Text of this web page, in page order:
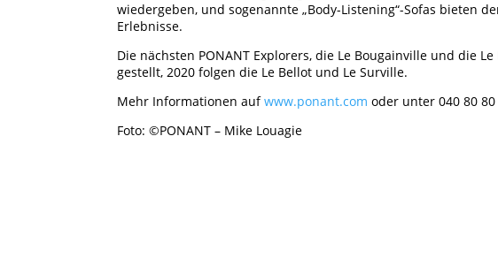
wiedergeben, und sogenannte „Body-Listening“-Sofas bieten
Erlebnisse.
Die nächsten PONANT Explorers, die Le Bougainville und die
gestellt, 2020 folgen die Le Bellot und Le Surville.
Mehr Informationen aufwww.ponant.com oder unter 040 80 80
Foto: ©PONANT – Mike Louagie